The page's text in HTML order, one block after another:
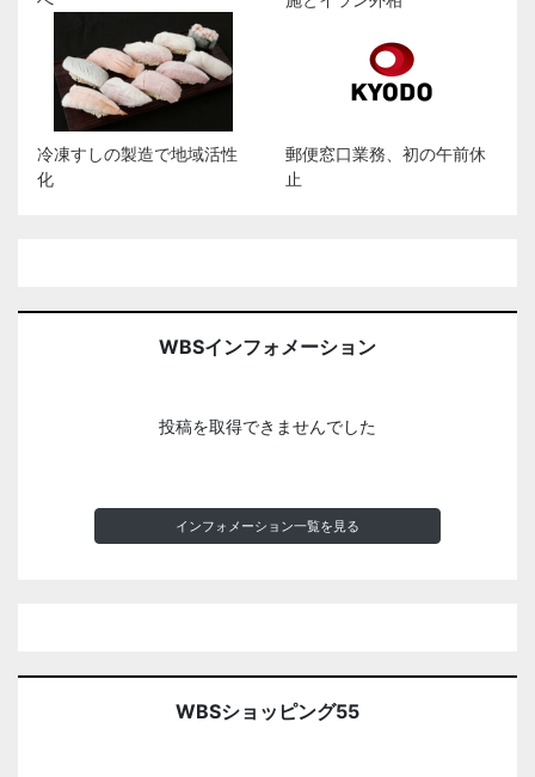
冷凍すしの製造で地域活性
化
郵便窓口業務、初の午前休
止
WBSインフォメーション
投稿を取得できませんでした
インフォメーション一覧を見る
WBSショッピング55